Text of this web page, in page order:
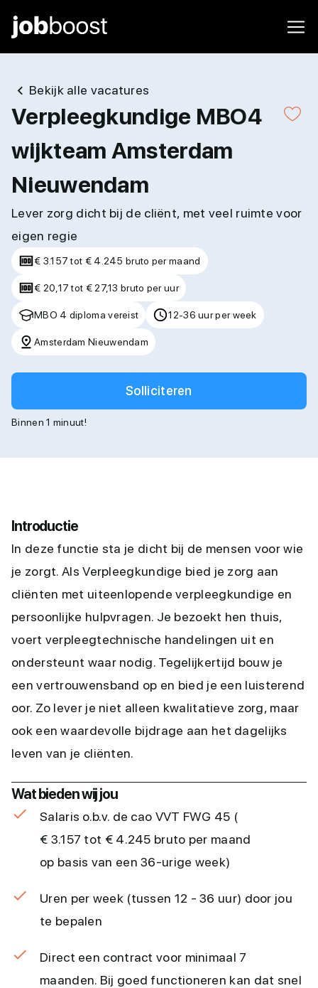
Bekijk alle vacatures
Verpleegkundige MBO4
wijkteam Amsterdam
Nieuwendam
Lever zorg dicht bij de cliënt, met veel ruimte voor
eigen regie
€ 3.157 tot € 4.245 bruto per maand
€ 20,17 tot € 27,13 bruto per uur
MBO 4 diploma vereist 12-36 uur per week
Amsterdam Nieuwendam
Solliciteren
Binnen 1 minuut!
Introductie
In deze functie sta je dicht bij de mensen voor wie
je zorgt. Als Verpleegkundige bied je zorg aan
cliënten met uiteenlopende verpleegkundige en
persoonlijke hulpvragen. Je bezoekt hen thuis,
voert verpleegtechnische handelingen uit en
ondersteunt waar nodig. Tegelijkertijd bouw je
een vertrouwensband op en bied je een luisterend
oor. Zo lever je niet alleen kwalitatieve zorg, maar
ook een waardevolle bijdrage aan het dagelijks
leven van je cliënten.
Wat bieden wij jou
Salaris o.b.v. de cao VVT FWG 45 (
€ 3.157 tot € 4.245 bruto per maand
op basis van een 36-urige week)
Uren per week (tussen 12 - 36 uur) door jou
te bepalen
Direct een contract voor minimaal 7
maanden. Bij goed functioneren kan dat snel